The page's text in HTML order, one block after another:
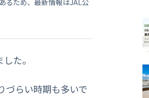
た。
づらい時期も多いで